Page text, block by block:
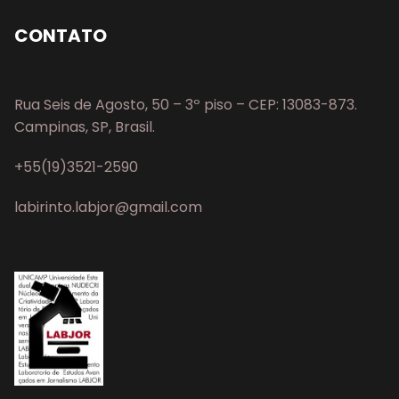
CONTATO
Rua Seis de Agosto, 50 – 3º piso – CEP: 13083-873.
Campinas, SP, Brasil.
+55(19)3521-2590
labirinto.labjor@gmail.com